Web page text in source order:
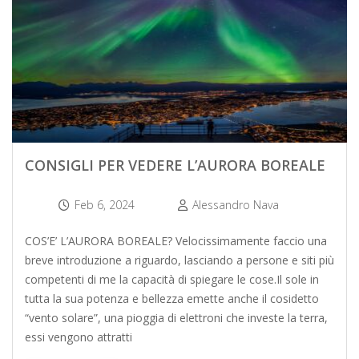
CONSIGLI PER VEDERE L’AURORA BOREALE
Feb 6, 2024 Alessandro Nava
COS’E’ L’AURORA BOREALE? Velocissimamente faccio una
breve introduzione a riguardo, lasciando a persone e siti più
competenti di me la capacità di spiegare le cose.Il sole in
tutta la sua potenza e bellezza emette anche il cosidetto
“vento solare”, una pioggia di elettroni che investe la terra,
essi vengono attratti